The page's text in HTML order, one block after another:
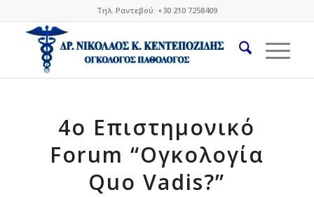
Τηλ. Ραντεβού: +30 210 7258409
4o Επιστημονικό
Forum “Oγκολογία
Quo Vadis?”